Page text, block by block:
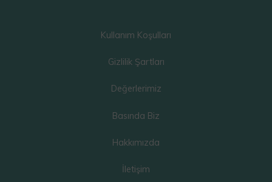
Kullanım Koşulları
Gizlilik Şartları
Değerlerimiz
Basında Biz
Hakkımızda
İletişim